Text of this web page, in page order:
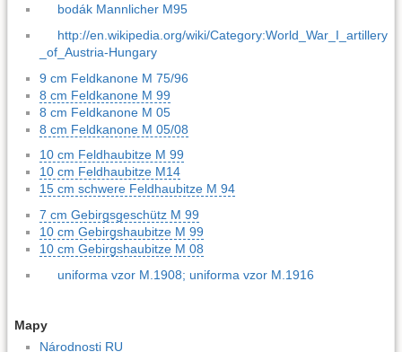
bodák Mannlicher M95
http://en.wikipedia.org/wiki/Category:World_War_I_artillery
_of_Austria-Hungary
9 cm Feldkanone M 75/96
8 cm Feldkanone M 99
8 cm Feldkanone M 05
8 cm Feldkanone M 05/08
10 cm Feldhaubitze M 99
10 cm Feldhaubitze M14
15 cm schwere Feldhaubitze M 94
7 cm Gebirgsgeschütz M 99
10 cm Gebirgshaubitze M 99
10 cm Gebirgshaubitze M 08
uniforma vzor M.1908; uniforma vzor M.1916
Mapy
Národnosti RU